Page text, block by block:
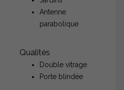
Antenne
parabolique
Qualités
Double vitrage
Porte blindée